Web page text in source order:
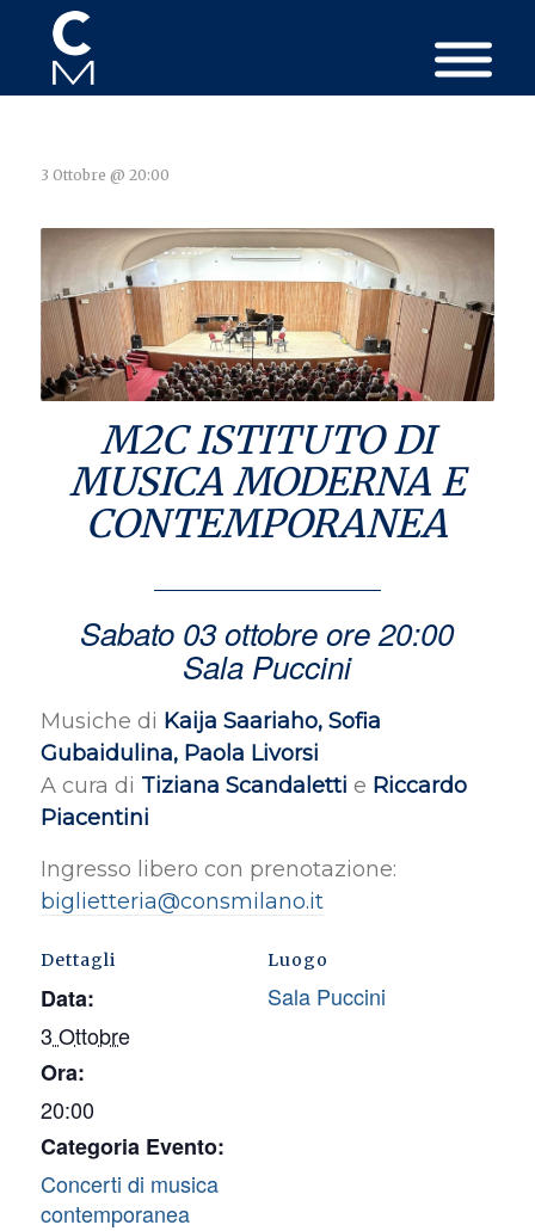
3 Ottobre @ 20:00
M2C ISTITUTO DI
MUSICA MODERNA E
CONTEMPORANEA
Sabato 03 ottobre ore 20:00
Sala Puccini
Musiche di Kaija Saariaho, Sofia
Gubaidulina, Paola Livorsi
A cura di Tiziana Scandaletti e Riccardo
Piacentini
Ingresso libero con prenotazione:
biglietteria@consmilano.it
Dettagli
Data:
3 Ottobre
Ora:
20:00
Categoria Evento:
Concerti di musica
contemporanea
Luogo
Sala Puccini